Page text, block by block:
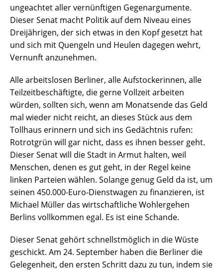
ungeachtet aller vernünftigen Gegenargumente.
Dieser Senat macht Politik auf dem Niveau eines
Dreijährigen, der sich etwas in den Kopf gesetzt hat
und sich mit Quengeln und Heulen dagegen wehrt,
Vernunft anzunehmen.
Alle arbeitslosen Berliner, alle Aufstockerinnen, alle
Teilzeitbeschäftigte, die gerne Vollzeit arbeiten
würden, sollten sich, wenn am Monatsende das Geld
mal wieder nicht reicht, an dieses Stück aus dem
Tollhaus erinnern und sich ins Gedächtnis rufen:
Rotrotgrün will gar nicht, dass es ihnen besser geht.
Dieser Senat will die Stadt in Armut halten, weil
Menschen, denen es gut geht, in der Regel keine
linken Parteien wählen. Solange genug Geld da ist, um
seinen 450.000-Euro-Dienstwagen zu finanzieren, ist
Michael Müller das wirtschaftliche Wohlergehen
Berlins vollkommen egal. Es ist eine Schande.
Dieser Senat gehört schnellstmöglich in die Wüste
geschickt. Am 24. September haben die Berliner die
Gelegenheit, den ersten Schritt dazu zu tun, indem sie